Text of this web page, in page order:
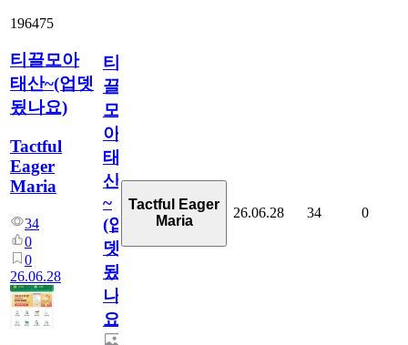
196475
티끌모아
태산~(업뎃
됬나요)
Tactful
Eager
Maria
34
0
0
26.06.28
티
끌
모
아
태
산
~
(업
뎃
됬
나
요)
Tactful Eager
Maria
26.06.28 34 0